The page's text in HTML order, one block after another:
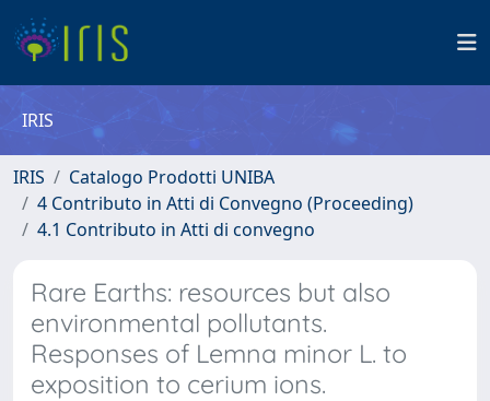
IRIS
IRIS
Catalogo Prodotti UNIBA
4 Contributo in Atti di Convegno (Proceeding)
4.1 Contributo in Atti di convegno
Rare Earths: resources but also
environmental pollutants.
Responses of Lemna minor L. to
exposition to cerium ions.